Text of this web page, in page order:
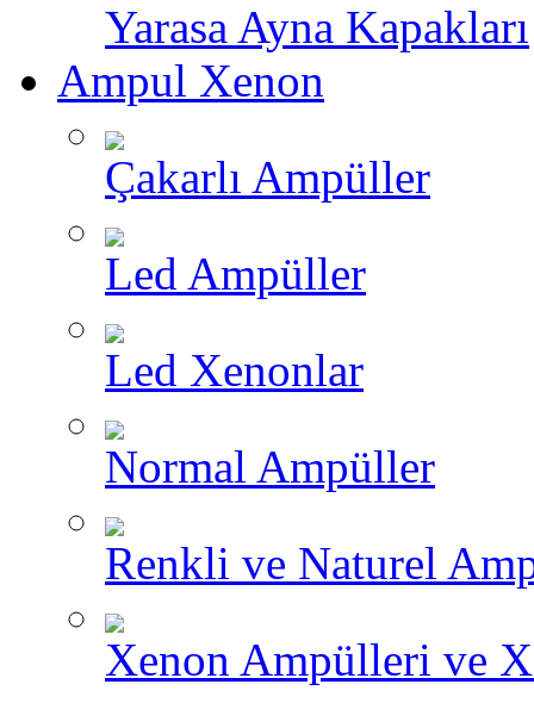
Yarasa Ayna Kapakları
Ampul Xenon
Çakarlı Ampüller
Led Ampüller
Led Xenonlar
Normal Ampüller
Renkli ve Naturel
Xenon Ampülleri ve